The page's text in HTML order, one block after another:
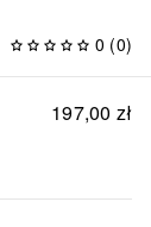
0 (0)
197,00 zł